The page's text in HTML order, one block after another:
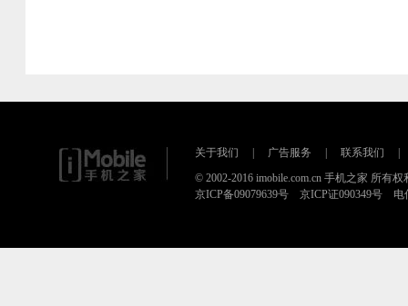
关于我们 广告服务 联系我们
© 2002-2016 imobile.com.cn 手机之家 所有权
京ICP备09079639号 京ICP证090349号 电